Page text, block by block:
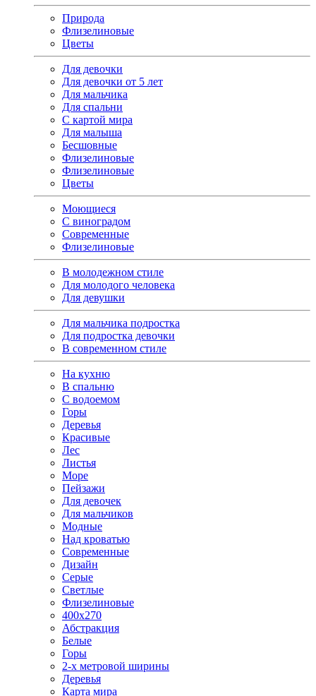
Природа
Флизелиновые
Цветы
Для девочки
Для девочки от 5 лет
Для мальчика
Для спальни
С картой мира
Для малыша
Бесшовные
Флизелиновые
Флизелиновые
Цветы
Моющиеся
С виноградом
Современные
Флизелиновые
В молодежном стиле
Для молодого человека
Для девушки
Для мальчика подростка
Для подростка девочки
В современном стиле
На кухню
В спальню
С водоемом
Горы
Деревья
Красивые
Лес
Листья
Море
Пейзажи
Для девочек
Для мальчиков
Модные
Над кроватью
Современные
Дизайн
Серые
Светлые
Флизелиновые
400х270
Абстракция
Белые
Горы
2-х метровой ширины
Деревья
Карта мира